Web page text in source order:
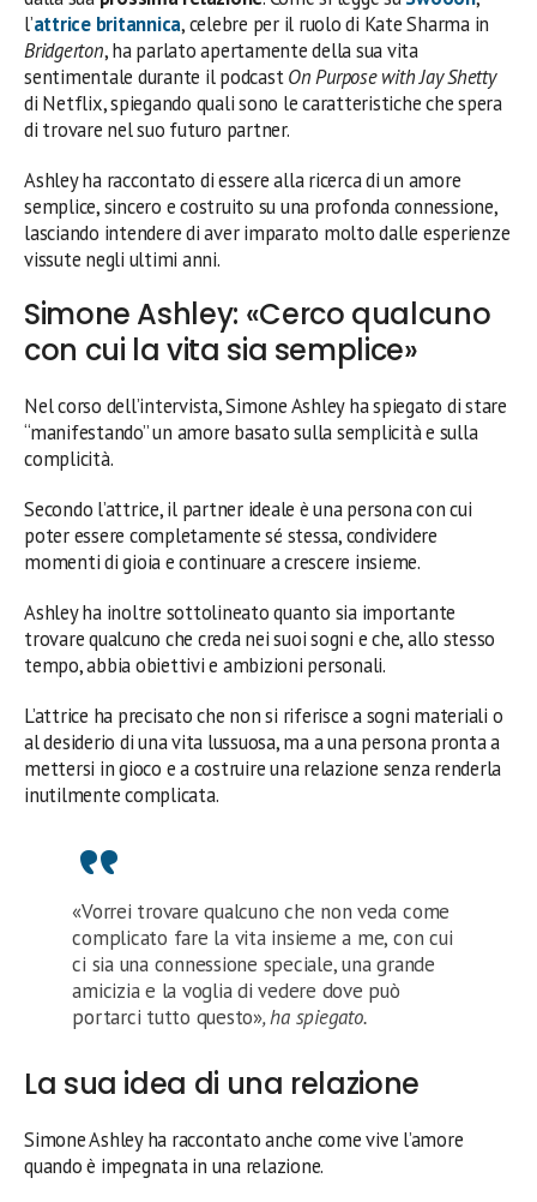
l’attrice britannica, celebre per il ruolo di Kate Sharma in
Bridgerton, ha parlato apertamente della sua vita
sentimentale durante il podcastOn Purpose with Jay Shetty
di Netflix, spiegando quali sono le caratteristiche che spera
di trovare nel suo futuro partner.
Ashley ha raccontato di essere alla ricerca di un amore
semplice, sincero e costruito su una profonda connessione,
lasciando intendere di aver imparato molto dalle esperienze
vissute negli ultimi anni.
Simone Ashley: «Cerco qualcuno
con cui la vita sia semplice»
Nel corso dell’intervista, Simone Ashley ha spiegato di stare
“manifestando” un amore basato sulla semplicità e sulla
complicità.
Secondo l’attrice, il partner ideale è una persona con cui
poter essere completamente sé stessa, condividere
momenti di gioia e continuare a crescere insieme.
Ashley ha inoltre sottolineato quanto sia importante
trovare qualcuno che creda nei suoi sogni e che, allo stesso
tempo, abbia obiettivi e ambizioni personali.
L’attrice ha precisato che non si riferisce a sogni materiali o
al desiderio di una vita lussuosa, ma a una persona pronta a
mettersi in gioco e a costruire una relazione senza renderla
inutilmente complicata.
«Vorrei trovare qualcuno che non veda come
complicato fare la vita insieme a me, con cui
ci sia una connessione speciale, una grande
amicizia e la voglia di vedere dove può
portarci tutto questo», ha spiegato.
La sua idea di una relazione
Simone Ashley ha raccontato anche come vive l’amore
quando è impegnata in una relazione.